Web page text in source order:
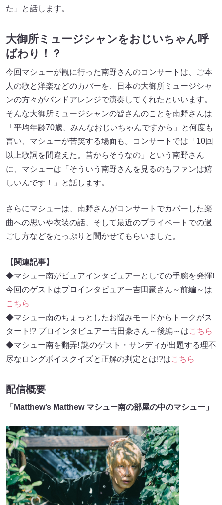
た」と話します。
大御所ミュージシャンをおじいちゃん呼
ばわり！？
今回マシューが観に行った南野さんのコンサートは、ご本
人の歌と洋楽などのカバーを、日本の大御所ミュージシャ
ンの方々がバンドアレンジで演奏してくれたといいます。
そんな大御所ミュージシャンの皆さんのことを南野さんは
「平均年齢70歳、みんなおじいちゃんですから」と何度も
言い、マシューが苦笑する場面も。コンサートでは「10回
以上歌詞を間違えた。昔からそうなの」という南野さん
に、マシューは「そういう南野さんを見るのもファンは嬉
しいんです！」と話します。
さらにマシューは、南野さんがコンサートでカバーした楽
曲への思いや衣装の話、そして最近のプライベートでの過
ごし方などをたっぷりと聞かせてもらいました。
【関連記事】
◆マシュー南がピュアインタビュアーとしての手腕を発揮!
今回のゲストはプロインタビュアー吉田豪さん～前編～は
こちら
◆マシュー南のちょっとしたお悩みモードからトークがス
タート!? プロインタビュアー吉田豪さん～後編～はこちら
◆マシュー南を翻弄! 謎のゲスト・サンディが出題する理不
尽なロングボイスクイズと正解の判定とは!?はこちら
配信概要
「Matthew’s Matthew マシュー南の部屋の中のマシュー」